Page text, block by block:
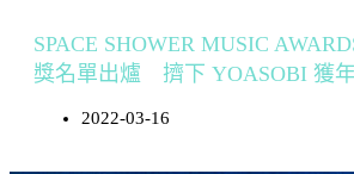
SPACE SHOWER MUSIC
獎名單出爐 擠下 YOASOBI 獲
2022-03-16